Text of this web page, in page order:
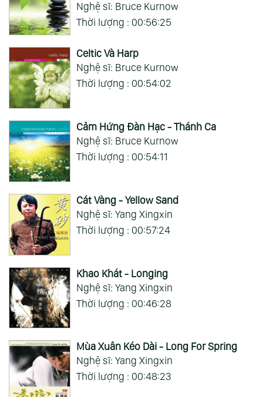
Nghệ sĩ: Bruce Kurnow
Thời lượng : 00:56:25
Celtic Và Harp
Nghệ sĩ: Bruce Kurnow
Thời lượng : 00:54:02
Cảm Hứng Đàn Hạc - Thánh Ca
Nghệ sĩ: Bruce Kurnow
Thời lượng : 00:54:11
Cát Vàng - Yellow Sand
Nghệ sĩ: Yang Xingxin
Thời lượng : 00:57:24
Khao Khát - Longing
Nghệ sĩ: Yang Xingxin
Thời lượng : 00:46:28
Mùa Xuân Kéo Dài - Long For Spring
Nghệ sĩ: Yang Xingxin
Thời lượng : 00:48:23